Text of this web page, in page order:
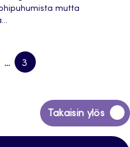
mutta
…
SIVU
3
Takaisin ylös
Siirry
takaisin